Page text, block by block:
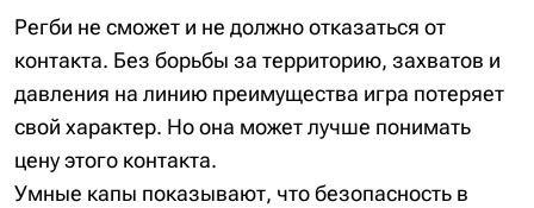
Регби не сможет и не должно отказаться от
контакта. Без борьбы за территорию, захватов и
давления на линию преимущества игра потеряет
свой характер. Но она может лучше понимать
цену этого контакта.
Умные капы показывают, что безопасность в